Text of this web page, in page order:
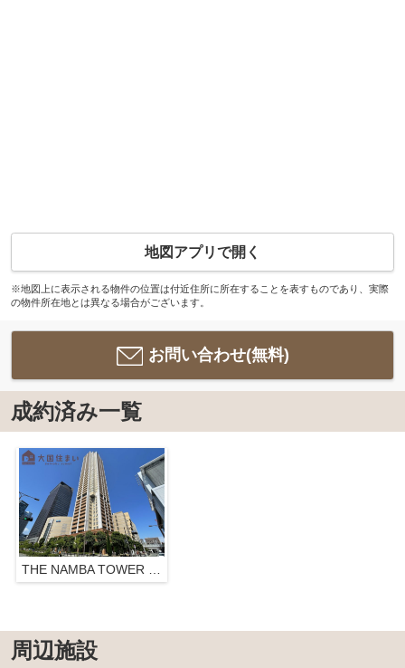
地図アプリで開く
※地図上に表示される物件の位置は付近住所に所在することを表すものであり、実際
の物件所在地とは異なる場合がございます。
お問い合わせ(無料)
成約済み一覧
周辺施設